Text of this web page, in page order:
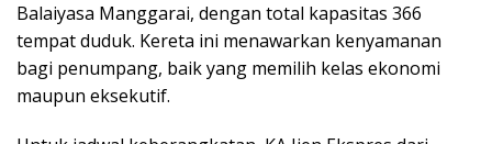
Balaiyasa Manggarai, dengan total kapasitas 366
tempat duduk. Kereta ini menawarkan kenyamanan
bagi penumpang, baik yang memilih kelas ekonomi
maupun eksekutif.